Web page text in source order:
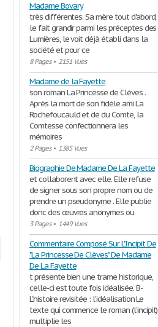
Madame Bovary
très différentes. Sa mère tout d'abord,
le fait grandir parmi les préceptes des
Lumières, le voit déjà établi dans la
société et pour ce
8 Pages• 2151 Vues
Madame de la Fayette
son roman La Princesse de Clèves .
Après la mort de son fidèle ami La
Rochefoucauld et de du Comte, la
Comtesse confectionnera les
mémoires
2 Pages• 1385 Vues
Biographie De Madame De La Fayette
et collaborent avec elle. Elle refuse
de signer sous son propre nom ou de
prendre un pseudonyme . Elle publie
donc des œuvres anonymes ou
3 Pages• 1449 Vues
Commentaire Composé Sur L'Incipit De
"La Princesse De Clèves" De Madame
De La Fayette
t présente bien une trame historique,
celle-ci est toute fois idéalisée. B-
L’histoire revisitée : l’idéalisation Le
texte qui commence le roman (l’incipit)
multiplie les